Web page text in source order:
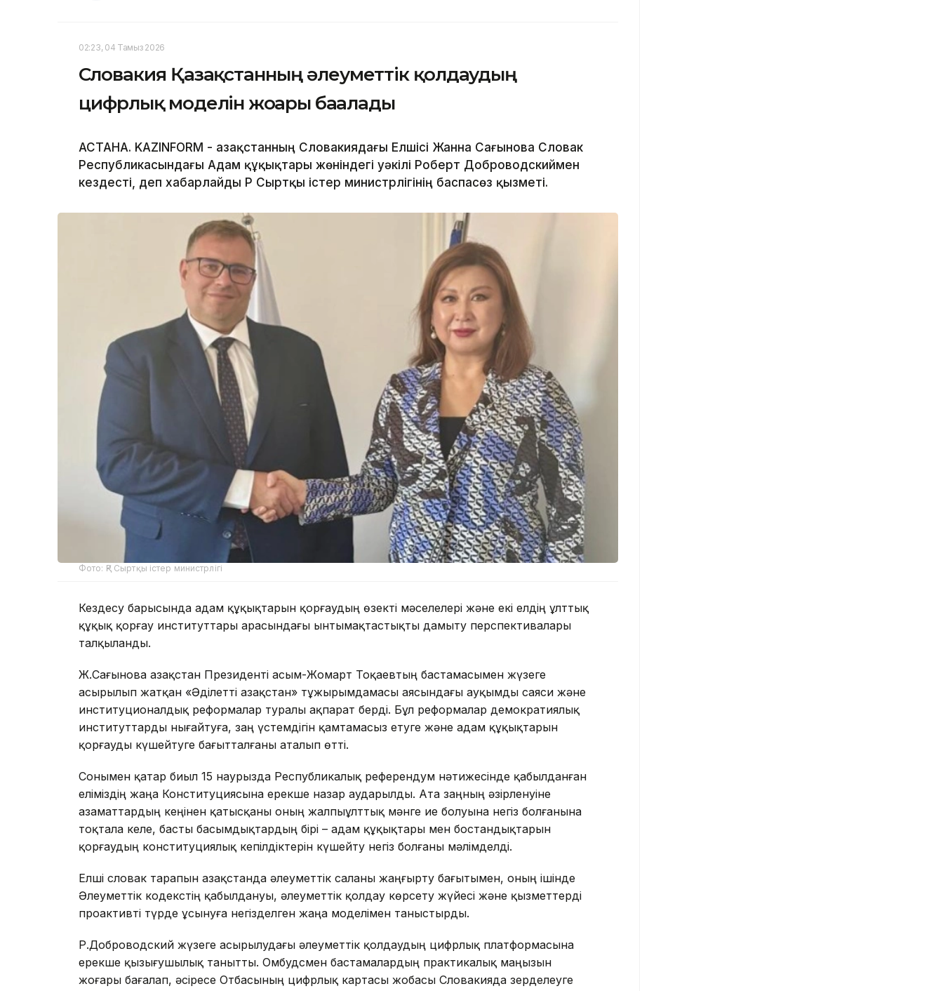
02:23, 04 Тамыз 2026
Словакия Қазақстанның әлеуметтік қолдаудың
цифрлық моделін жоғары бағалады
АСТАНА. KAZINFORM - Қазақстанның Словакиядағы Елшісі Жанна Сағынова Словак
Республикасындағы Адам құқықтары жөніндегі уәкілі Роберт Доброводскиймен
кездесті, деп хабарлайды ҚР Сыртқы істер министрлігінің баспасөз қызметі.
Фото: ҚР Сыртқы істер министрлігі
Кездесу барысында адам құқықтарын қорғаудың өзекті мәселелері және екі елдің ұлттық
құқық қорғау институттары арасындағы ынтымақтастықты дамыту перспективалары
талқыланды.
Ж.Сағынова Қазақстан Президенті Қасым-Жомарт Тоқаевтың бастамасымен жүзеге
асырылып жатқан «Әділетті Қазақстан» тұжырымдамасы аясындағы ауқымды саяси және
институционалдық реформалар туралы ақпарат берді. Бұл реформалар демократиялық
институттарды нығайтуға, заң үстемдігін қамтамасыз етуге және адам құқықтарын
қорғауды күшейтуге бағытталғаны аталып өтті.
Сонымен қатар биыл 15 наурызда Республикалық референдум нәтижесінде қабылданған
еліміздің жаңа Конституциясына ерекше назар аударылды. Ата заңның әзірленуіне
азаматтардың кеңінен қатысқаны оның жалпыұлттық мәнге ие болуына негіз болғанына
тоқтала келе, басты басымдықтардың бірі – адам құқықтары мен бостандықтарын
қорғаудың конституциялық кепілдіктерін күшейту негіз болғаны мәлімделді.
Елші словак тарапын Қазақстанда әлеуметтік саланы жаңғырту бағытымен, оның ішінде
Әлеуметтік кодекстің қабылдануы, әлеуметтік қолдау көрсету жүйесі және қызметтерді
проактивті түрде ұсынуға негізделген жаңа моделімен таныстырды.
Р.Доброводский жүзеге асырылудағы әлеуметтік қолдаудың цифрлық платформасына
ерекше қызығушылық танытты. Омбудсмен бастамалардың практикалық маңызын
жоғары бағалап, әсіресе Отбасының цифрлық картасы жобасы Словакияда зерделеуге